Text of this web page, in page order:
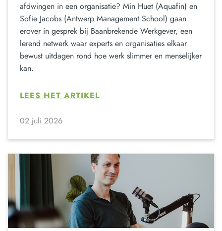
afdwingen in een organisatie? Min Huet (Aquafin) en
Sofie Jacobs (Antwerp Management School) gaan
erover in gesprek bij Baanbrekende Werkgever, een
lerend netwerk waar experts en organisaties elkaar
bewust uitdagen rond hoe werk slimmer en menselijker
kan.
LEES HET ARTIKEL
02 juli 2026